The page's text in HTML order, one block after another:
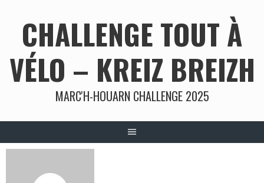
CHALLENGE TOUT À
VÉLO – KREIZ BREIZH
MARC'H-HOUARN CHALLENGE 2025